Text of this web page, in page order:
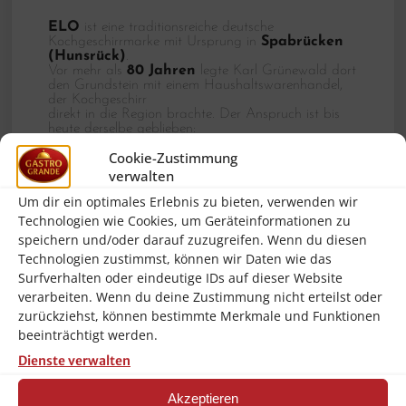
Cookie-Zustimmung
verwalten
Um dir ein optimales Erlebnis zu bieten, verwenden wir
Technologien wie Cookies, um Geräteinformationen zu
speichern und/oder darauf zuzugreifen. Wenn du diesen
Technologien zustimmst, können wir Daten wie das
Surfverhalten oder eindeutige IDs auf dieser Website
verarbeiten. Wenn du deine Zustimmung nicht erteilst oder
zurückziehst, können bestimmte Merkmale und Funktionen
beeinträchtigt werden.
Dienste verwalten
Akzeptieren
ELO ist eine traditionsreiche deutsche
Kochgeschirrmarke mit Ursprung in Spabrücken
(Hunsrück)
Vor mehr als80 Jahren
legte Karl Grünewald dort
den Grundstein mit einem Haushaltswarenhandel,
der Kochgeschirr
direkt in die Region brachte. Der Anspruch ist bis
heute derselbe geblieben:
hochwertiges Kochgeschirr
Alltagstauglichkeit undgeschmackvolles
Design
verbindet –
eine zuverlässige Basis für die Freude am Kochen.
Versand
Versand mitDHL– sorgfältig verpackt für einen
sicheren Transport.
ELO Pfanne, Keramikpfanne 24 cm,
Induktionspfanne Ø 24, Bratpfanne Induktion,
Antihaft Keramik Pfanne,
geschmiedetes Aluminium Pfanne, kratzfeste Pfanne,
Pure Kolibri, Pfanne blau weiss, NEU OVP,